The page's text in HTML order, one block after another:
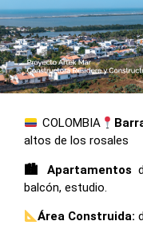
COLOMBIA
altos de los rosales
🏙 Apartamentos
balcón, estudio.
Área Construida: